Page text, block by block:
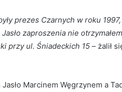
prezes Czarnych w roku
zaproszenia nie
przy ul. Śniadeckich 15 – żalił
Marcinem Węgrzynem a